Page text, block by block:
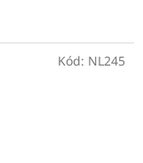
Kód: NL245